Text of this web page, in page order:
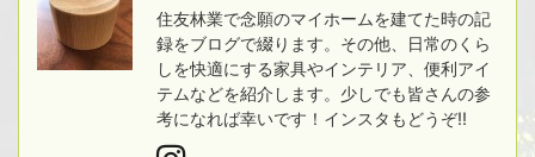
住友林業で念願のマイホームを建てた時の記
録をブログで綴ります。その他、日常のくら
しを快適にする家具やインテリア、便利アイ
テムなどを紹介します。少しでも皆さんの参
考になれば幸いです！インスタもどうぞ!!